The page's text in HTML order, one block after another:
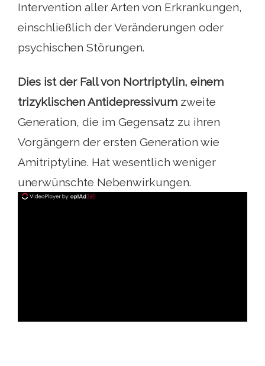
Intervention aller Arten von Erkrankungen,
einschließlich der Veränderungen oder
psychischen Störungen.
Dies ist der Fall von Nortriptylin, einem
trizyklischen Antidepressivum zweite
Generation, die im Gegensatz zu ihren
Vorgängern der ersten Generation wie
Amitriptyline. Hat wesentlich weniger
unerwünschte Nebenwirkungen.